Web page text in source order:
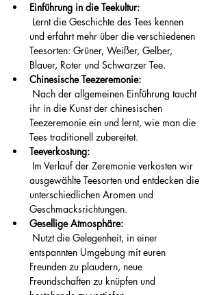
Einführung in die Teekultur:
Lernt die Geschichte des Tees kennen
und erfahrt mehr über die verschiedenen
Teesorten: Grüner, Weißer, Gelber,
Blauer, Roter und Schwarzer Tee.
Chinesische Teezeremonie:
Nach der allgemeinen Einführung taucht
ihr in die Kunst der chinesischen
Teezeremonie ein und lernt, wie man die
Tees traditionell zubereitet.
Teeverkostung:
Im Verlauf der Zeremonie verkosten wir
ausgewählte Teesorten und entdecken die
unterschiedlichen Aromen und
Geschmacksrichtungen.
Gesellige Atmosphäre:
Nutzt die Gelegenheit, in einer
entspannten Umgebung mit euren
Freunden zu plaudern, neue
Freundschaften zu knüpfen und